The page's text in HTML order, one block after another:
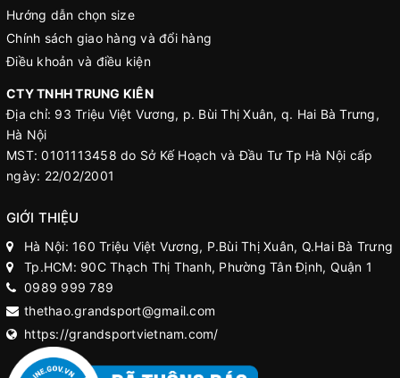
Hướng dẫn chọn size
Chính sách giao hàng và đổi hàng
Điều khoản và điều kiện
CTY TNHH TRUNG KIÊN
Địa chỉ: 93 Triệu Việt Vương, p. Bùi Thị Xuân, q. Hai Bà Trưng,
Hà Nội
MST: 0101113458 do Sở Kế Hoạch và Đầu Tư Tp Hà Nội cấp
ngày: 22/02/2001
GIỚI THIỆU
Hà Nội: 160 Triệu Việt Vương, P.Bùi Thị Xuân, Q.Hai Bà Trưng
Tp.HCM: 90C Thạch Thị Thanh, Phường Tân Định, Quận 1
0989 999 789
thethao.grandsport@gmail.com
https://grandsportvietnam.com/